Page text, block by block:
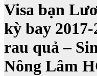
Visa bạn
kỳ bay
rau quả –
Nông Lâm